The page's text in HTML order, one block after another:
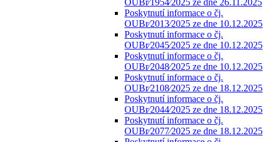
OUBr⁄1954⁄2025 ze dne 26.11.2025
Poskytnutí informace o čj.
OUBr⁄2013⁄2025 ze dne 10.12.2025
Poskytnutí informace o čj.
OUBr⁄2045⁄2025 ze dne 10.12.2025
Poskytnutí informace o čj.
OUBr⁄2048⁄2025 ze dne 10.12.2025
Poskytnutí informace o čj.
OUBr⁄2108⁄2025 ze dne 18.12.2025
Poskytnutí informace o čj.
OUBr⁄2044⁄2025 ze dne 18.12.2025
Poskytnutí informace o čj.
OUBr⁄2077⁄2025 ze dne 18.12.2025